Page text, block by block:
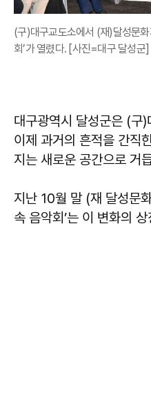
(구)대구교도소에서 (재)달성문
회’가 열렸다. [사진=대구 달성군]
대구광역시 달성군은 (구)
이제 과거의 흔적을 간직
지는 새로운 공간으로 거
지난 10월 말 (재 달성문
속 음악회’는 이 변화의